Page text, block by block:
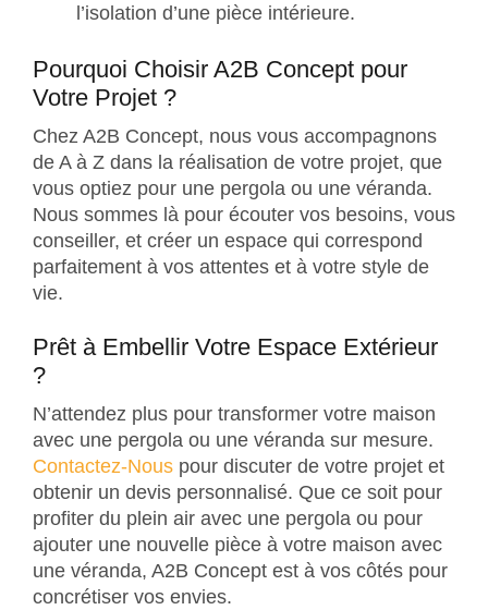
l’isolation d’une pièce intérieure.
Pourquoi Choisir A2B Concept pour
Votre Projet ?
Chez A2B Concept, nous vous accompagnons
de A à Z dans la réalisation de votre projet, que
vous optiez pour une pergola ou une véranda.
Nous sommes là pour écouter vos besoins, vous
conseiller, et créer un espace qui correspond
parfaitement à vos attentes et à votre style de
vie.
Prêt à Embellir Votre Espace Extérieur
?
N’attendez plus pour transformer votre maison
avec une pergola ou une véranda sur mesure.
Contactez-Nous pour discuter de votre projet et
obtenir un devis personnalisé. Que ce soit pour
profiter du plein air avec une pergola ou pour
ajouter une nouvelle pièce à votre maison avec
une véranda, A2B Concept est à vos côtés pour
concrétiser vos envies.